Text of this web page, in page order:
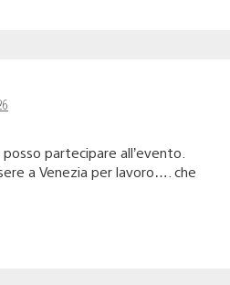
partecipare all’evento.
a Venezia per lavoro…. che